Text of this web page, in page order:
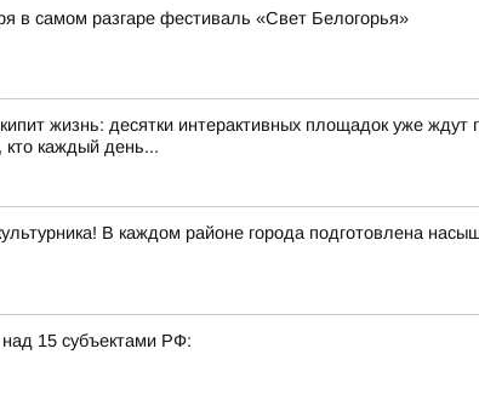
в самом разгаре фестиваль «Свет Белогорья»
жизнь: десятки интерактивных площадок уже ждут
каждый день...
В каждом районе города подготовлена
15 субъектами РФ: